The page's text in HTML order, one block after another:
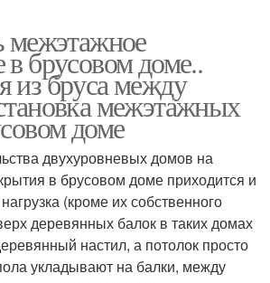
межэтажное
брусовом доме..
из бруса между
межэтажных
доме
двухуровневых домов на
в брусовом доме приходится и
(кроме их собственного
деревянных балок в таких домах
настил, а потолок просто
укладывают на балки, между